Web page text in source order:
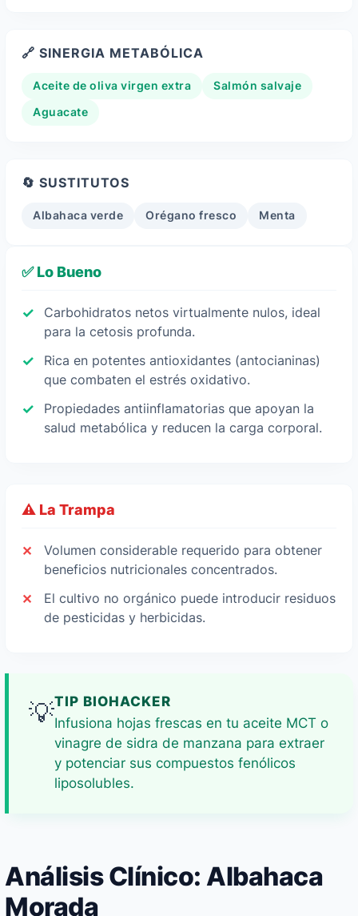
🔗 SINERGIA METABÓLICA
Aceite de oliva virgen extra Salmón salvaje
Aguacate
🔄 SUSTITUTOS
Albahaca verde Orégano fresco Menta
✅ Lo Bueno
Carbohidratos netos virtualmente nulos, ideal
para la cetosis profunda.
Rica en potentes antioxidantes (antocianinas)
que combaten el estrés oxidativo.
Propiedades antiinflamatorias que apoyan la
salud metabólica y reducen la carga corporal.
⚠️ La Trampa
Volumen considerable requerido para obtener
beneficios nutricionales concentrados.
El cultivo no orgánico puede introducir residuos
de pesticidas y herbicidas.
💡TIP BIOHACKER
Infusiona hojas frescas en tu aceite MCT o
vinagre de sidra de manzana para extraer
y potenciar sus compuestos fenólicos
liposolubles.
Análisis Clínico: Albahaca
Morada